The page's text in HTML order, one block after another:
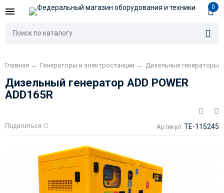
0
Главная → Генераторы и электростанции → Дизельные генераторы
Дизельный генератор ADD POWER
ADD165R
Поделиться Артикул: TE-115245